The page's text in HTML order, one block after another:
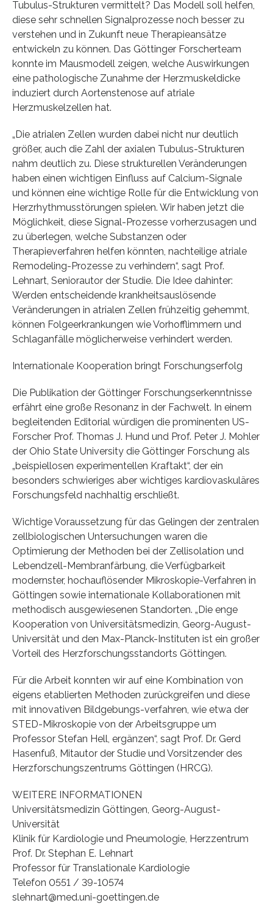
Tubulus-Strukturen vermittelt? Das Modell soll helfen,
diese sehr schnellen Signalprozesse noch besser zu
verstehen und in Zukunft neue Therapieansätze
entwickeln zu können. Das Göttinger Forscherteam
konnte im Mausmodell zeigen, welche Auswirkungen
eine pathologische Zunahme der Herzmuskeldicke
induziert durch Aortenstenose auf atriale
Herzmuskelzellen hat.
„Die atrialen Zellen wurden dabei nicht nur deutlich
größer, auch die Zahl der axialen Tubulus-Strukturen
nahm deutlich zu. Diese strukturellen Veränderungen
haben einen wichtigen Einfluss auf Calcium-Signale
und können eine wichtige Rolle für die Entwicklung von
Herzrhythmusstörungen spielen. Wir haben jetzt die
Möglichkeit, diese Signal-Prozesse vorherzusagen und
zu überlegen, welche Substanzen oder
Therapieverfahren helfen könnten, nachteilige atriale
Remodeling-Prozesse zu verhindern“, sagt Prof.
Lehnart, Seniorautor der Studie. Die Idee dahinter:
Werden entscheidende krankheitsauslösende
Veränderungen in atrialen Zellen frühzeitig gehemmt,
können Folgeerkrankungen wie Vorhofflimmern und
Schlaganfälle möglicherweise verhindert werden.
Internationale Kooperation bringt Forschungserfolg
Die Publikation der Göttinger Forschungserkenntnisse
erfährt eine große Resonanz in der Fachwelt. In einem
begleitenden Editorial würdigen die prominenten US-
Forscher Prof. Thomas J. Hund und Prof. Peter J. Mohler
der Ohio State University die Göttinger Forschung als
„beispiellosen experimentellen Kraftakt“, der ein
besonders schwieriges aber wichtiges kardiovaskuläres
Forschungsfeld nachhaltig erschließt.
Wichtige Voraussetzung für das Gelingen der zentralen
zellbiologischen Untersuchungen waren die
Optimierung der Methoden bei der Zellisolation und
Lebendzell-Membranfärbung, die Verfügbarkeit
modernster, hochauflösender Mikroskopie-Verfahren in
Göttingen sowie internationale Kollaborationen mit
methodisch ausgewiesenen Standorten. „Die enge
Kooperation von Universitätsmedizin, Georg-August-
Universität und den Max-Planck-Instituten ist ein großer
Vorteil des Herzforschungsstandorts Göttingen.
Für die Arbeit konnten wir auf eine Kombination von
eigens etablierten Methoden zurückgreifen und diese
mit innovativen Bildgebungs-verfahren, wie etwa der
STED-Mikroskopie von der Arbeitsgruppe um
Professor Stefan Hell, ergänzen“, sagt Prof. Dr. Gerd
Hasenfuß, Mitautor der Studie und Vorsitzender des
Herzforschungszentrums Göttingen (HRCG).
WEITERE INFORMATIONEN
Universitätsmedizin Göttingen, Georg-August-
Universität
Klinik für Kardiologie und Pneumologie, Herzzentrum
Prof. Dr. Stephan E. Lehnart
Professor für Translationale Kardiologie
Telefon 0551 / 39-10574
slehnart@med.uni-goettingen.de